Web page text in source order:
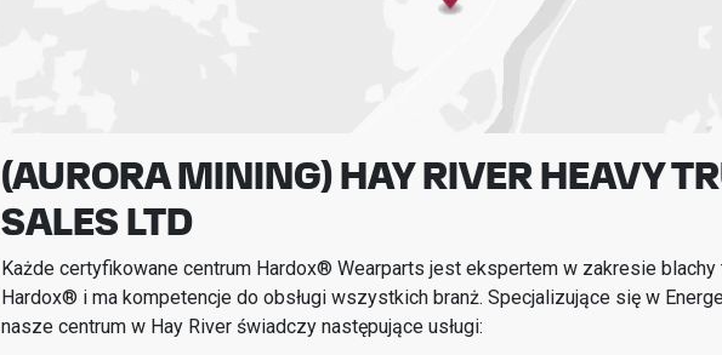
(AURORA MINING) HAY RIVER HEAVY
SALES LTD
Każde certyfikowane centrum Hardox® Wearparts jest ekspertem w zakresie blachy
Hardox® i ma kompetencje do obsługi wszystkich branż. Specjalizujące się w
nasze centrum w Hay Riverświadczy następujące usługi: